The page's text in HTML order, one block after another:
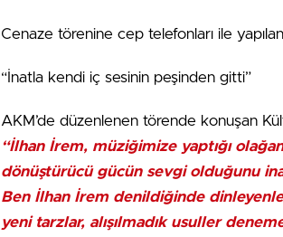
Cenaze törenine cep telefonları ile
“İnatla kendi iç sesinin peşinden gitti”
AKM’de düzenlenen törende konuşan
“İlhan İrem, müziğimize yaptığı
dönüştürücü gücün sevgi olduğunu
Ben İlhan İrem denildiğinde
yeni tarzlar, alışılmadık usuller